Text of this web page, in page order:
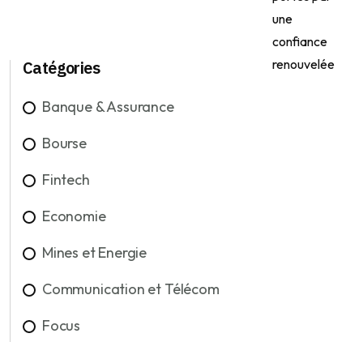
Catégories
Banque & Assurance
Bourse
Fintech
Economie
Mines et Energie
Communication et Télécom
Focus